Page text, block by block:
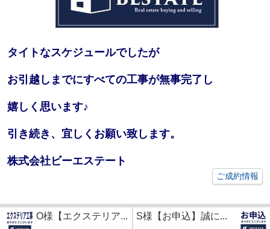
タイトなスケジュールでしたが
お引越しまでにすべての工事が無事完了し
嬉しく思います♪
引き続き、宜しくお願い致します。
株式会社ビーエステート
ご成約情報
O様【エクステリア... S様【お申込】誠に...